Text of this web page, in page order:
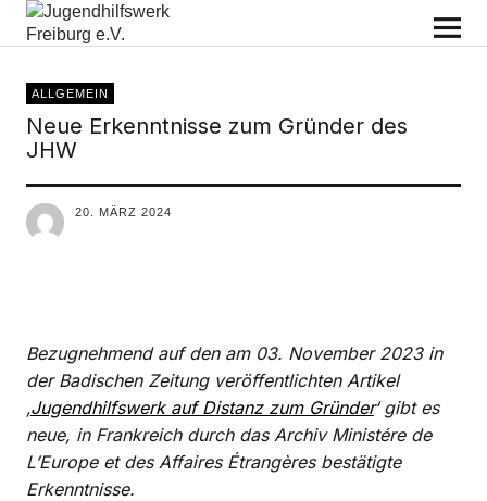
Jugendhilfswerk Freiburg e.V.
ALLGEMEIN
Neue Erkenntnisse zum Gründer des
JHW
20. MÄRZ 2024
Bezugnehmend auf den am 03. November 2023 in
der Badischen Zeitung veröffentlichten Artikel
‚Jugendhilfswerk auf Distanz zum Gründer‘ gibt es
neue, in Frankreich durch das Archiv Ministére de
L’Europe et des Affaires Étrangères bestätigte
Erkenntnisse.